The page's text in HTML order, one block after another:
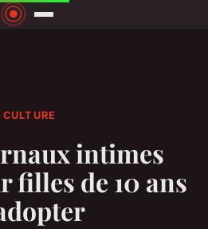
CULTURE
intimes
filles de 10 ans